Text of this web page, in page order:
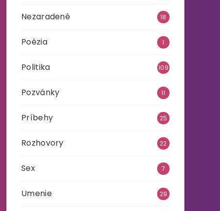
Nezaradené 18
Poézia 1
Politika 109
Pozvánky 11
Príbehy 25
Rozhovory 22
Sex 7
Umenie 29